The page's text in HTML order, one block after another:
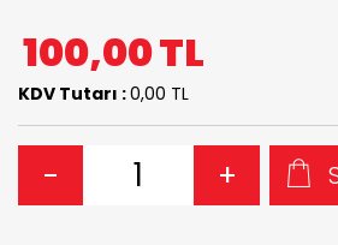
100,00TL
KDV Tutarı :0,00 TL
- +